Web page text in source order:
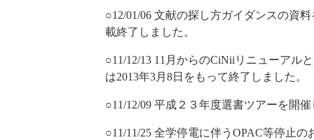
○12/01/06 文献の探し方ガイダンスの資
載終了しました。
○11/12/13 11月からのCiNiiリニューアル
は2013年3月8日をもって終了しました。
○11/12/09 平成２３年度選書ツアーを開
○11/11/25 全学停電に伴うOPAC等停止